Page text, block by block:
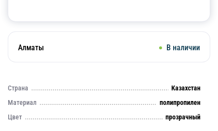
Алматы В наличии
Страна
Казахстан
Материал
полипропилен
Цвет
прозрачный